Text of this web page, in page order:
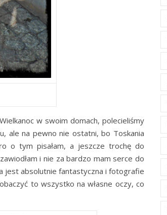
w swoim domach, polecieliśmy
ale na pewno nie ostatni, bo Toskania
o tym pisałam, a jeszcze trochę do
i nie za bardzo mam serce do
jest absolutnie fantastyczna i fotografie
to wszystko na własne oczy, co